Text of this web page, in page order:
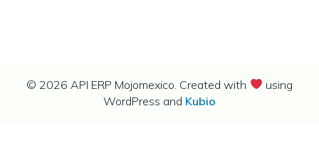
© 2026 API ERP Mojomexico. Created with
using
WordPress and Kubio